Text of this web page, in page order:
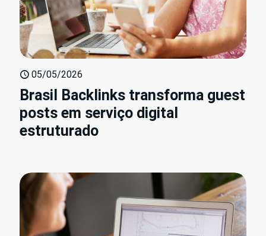
05/05/2026
Brasil Backlinks transforma guest
posts em serviço digital
estruturado